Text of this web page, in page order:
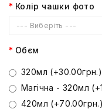
Колір чашки фото
--- Виберіть ---
Обєм
320мл (+30.00грн.)
Магічна - 320мл
420мл (+70.00грн.)